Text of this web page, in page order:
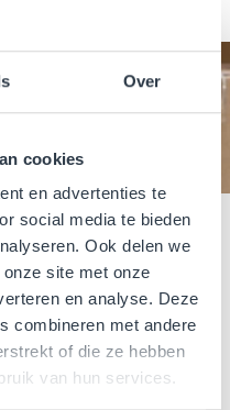
Over
cookies
en advertenties te
social media te bieden
Ook delen we
site met onze
en analyse. Deze
combineren met andere
of die ze hebben
van hun services.
16 July 2026 Blog,RFID
RFID TAGS
VOOR
VOORRAADBE
HEER: KLEINE
TECHNOLOGIE,